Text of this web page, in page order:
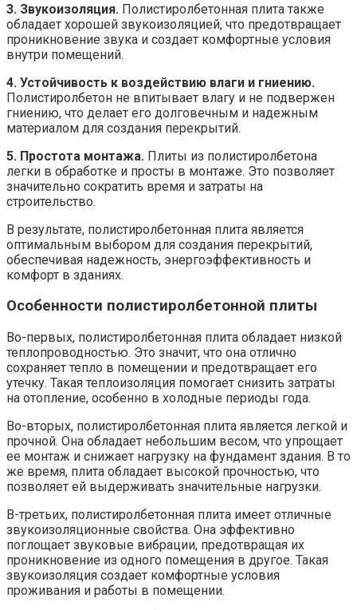
3. Звукоизоляция. Полистиролбетонная плита также
обладает хорошей звукоизоляцией, что предотвращает
проникновение звука и создает комфортные условия
внутри помещений.
4. Устойчивость к воздействию влаги и гниению.
Полистиролбетон не впитывает влагу и не подвержен
гниению, что делает его долговечным и надежным
материалом для создания перекрытий.
5. Простота монтажа. Плиты из полистиролбетона
легки в обработке и просты в монтаже. Это позволяет
значительно сократить время и затраты на
строительство.
В результате, полистиролбетонная плита является
оптимальным выбором для создания перекрытий,
обеспечивая надежность, энергоэффективность и
комфорт в зданиях.
Особенности полистиролбетонной плиты
Во-первых, полистиролбетонная плита обладает низкой
теплопроводностью. Это значит, что она отлично
сохраняет тепло в помещении и предотвращает его
утечку. Такая теплоизоляция помогает снизить затраты
на отопление, особенно в холодные периоды года.
Во-вторых, полистиролбетонная плита является легкой и
прочной. Она обладает небольшим весом, что упрощает
ее монтаж и снижает нагрузку на фундамент здания. В то
же время, плита обладает высокой прочностью, что
позволяет ей выдерживать значительные нагрузки.
В-третьих, полистиролбетонная плита имеет отличные
звукоизоляционные свойства. Она эффективно
поглощает звуковые вибрации, предотвращая их
проникновение из одного помещения в другое. Такая
звукоизоляция создает комфортные условия
проживания и работы в помещении.